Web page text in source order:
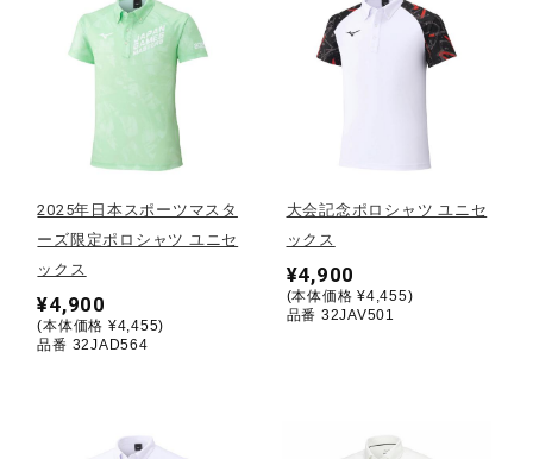
バレーボール
テニス／ソフトテニス
バドミントン
陸上競技
2025年日本スポーツマスタ
ーズ限定ポロシャツ ユニセ
ックス
¥4,900
(本体価格 ¥4,455)
品番 32JAD564
大会記念ポロシャツ ユニセ
ックス
¥4,900
(本体価格 ¥4,455)
品番 32JAV501